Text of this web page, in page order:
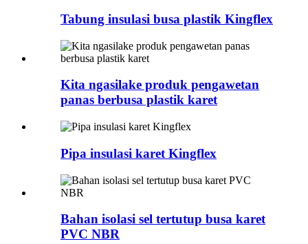
Tabung insulasi busa plastik Kingflex
Kita ngasilake produk pengawetan
panas berbusa plastik karet
Pipa insulasi karet Kingflex
Bahan isolasi sel tertutup busa karet
PVC NBR